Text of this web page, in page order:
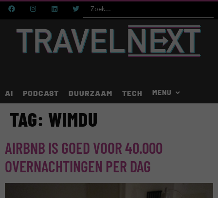
AI PODCAST DUURZAAM TECH
TAG: WIMDU
AIRBNB IS GOED VOOR 40.000
OVERNACHTINGEN PER DAG